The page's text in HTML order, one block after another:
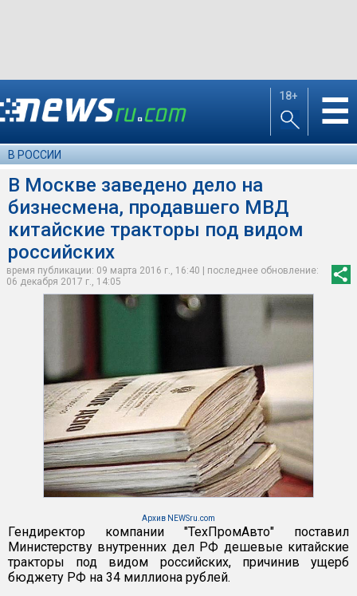
18+ ☰
В РОССИИ
В Москве заведено дело на
бизнесмена, продавшего МВД
китайские тракторы под видом
российских
время публикации: 09 марта 2016 г., 16:40 | последнее обновление:
06 декабря 2017 г., 14:05
Архив NEWSru.com
Гендиректор компании "ТехПромАвто" поставил
Министерству внутренних дел РФ дешевые китайские
тракторы под видом российских, причинив ущерб
бюджету РФ на 34 миллиона рублей.